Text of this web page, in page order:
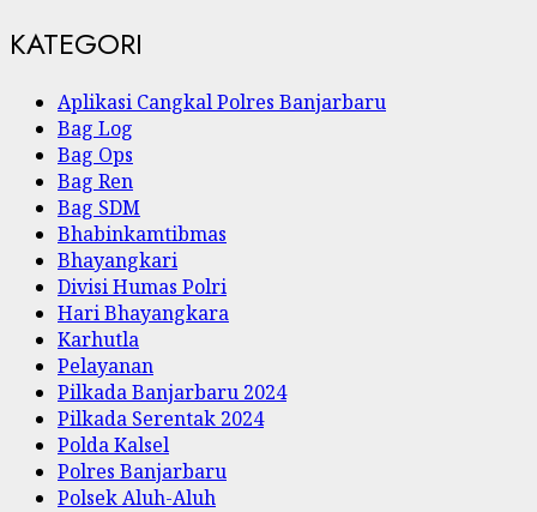
KATEGORI
Aplikasi Cangkal Polres Banjarbaru
Bag Log
Bag Ops
Bag Ren
Bag SDM
Bhabinkamtibmas
Bhayangkari
Divisi Humas Polri
Hari Bhayangkara
Karhutla
Pelayanan
Pilkada Banjarbaru 2024
Pilkada Serentak 2024
Polda Kalsel
Polres Banjarbaru
Polsek Aluh-Aluh